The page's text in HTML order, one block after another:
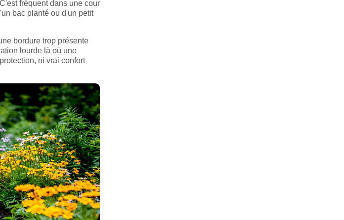
fréquent dans une cour
bac planté ou d'un petit
bordure trop présente
lourde là où une
ni vrai confort